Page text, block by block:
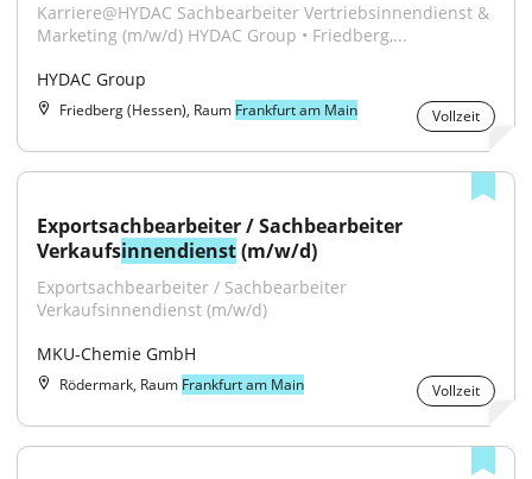
Karriere@HYDAC Sachbearbeiter Vertriebsinnendienst &
Marketing (m/w/d) HYDAC Group • Friedberg,...
HYDAC Group
Friedberg (Hessen), Raum Frankfurt am Main Vollzeit
Exportsachbearbeiter / Sachbearbeiter
Verkaufsinnendienst (m/w/d)
Exportsachbearbeiter / Sachbearbeiter
Verkaufsinnendienst (m/w/d)
MKU-Chemie GmbH
Rödermark, Raum Frankfurt am Main Vollzeit